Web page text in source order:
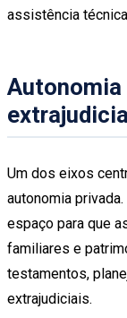
assistência
Autonomia
Um dos eixos
autonomia
espaço para que
familiares e
testamentos,
extrajudiciais.